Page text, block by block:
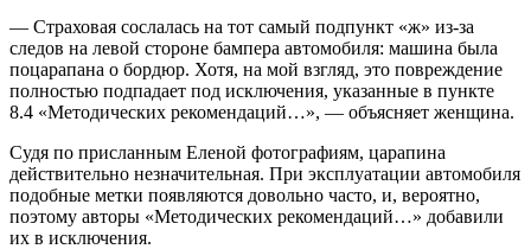
— Страховая сослалась на тот самый подпункт «ж» из-за
следов на левой стороне бампера автомобиля: машина была
поцарапана о бордюр. Хотя, на мой взгляд, это повреждение
полностью подпадает под исключения, указанные в пункте
8.4 «Методических рекомендаций…», — объясняет женщина.
Судя по присланным Еленой фотографиям, царапина
действительно незначительная. При эксплуатации автомобиля
подобные метки появляются довольно часто, и, вероятно,
поэтому авторы «Методических рекомендаций…» добавили
их в исключения.